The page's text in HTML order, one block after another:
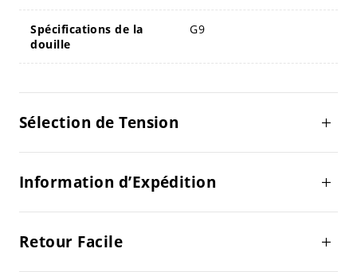
Spécifications de la
douille
G9
Sélection de Tension
Information d’Expédition
Retour Facile